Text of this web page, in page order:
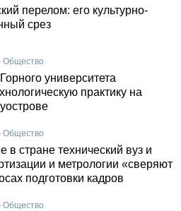
перелом: его культурно-
срез
Общество
университета
практику на
Общество
в стране технический вуз и
и метрологии «сверяют
подготовки кадров
Общество